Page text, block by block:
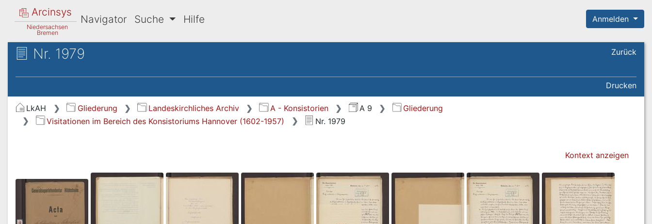
Arcinsys
Niedersachsen
Bremen
Navigator Suche Hilfe Anmelden
Nr. 1979 Zurück
Drucken
LkAH Gliederung Landeskirchliches Archiv A - Konsistorien A 9
Gliederung
Visitationen im Bereich des Konsistoriums Hannover (1602-1957)
Nr. 1979
Kontext anzeigen